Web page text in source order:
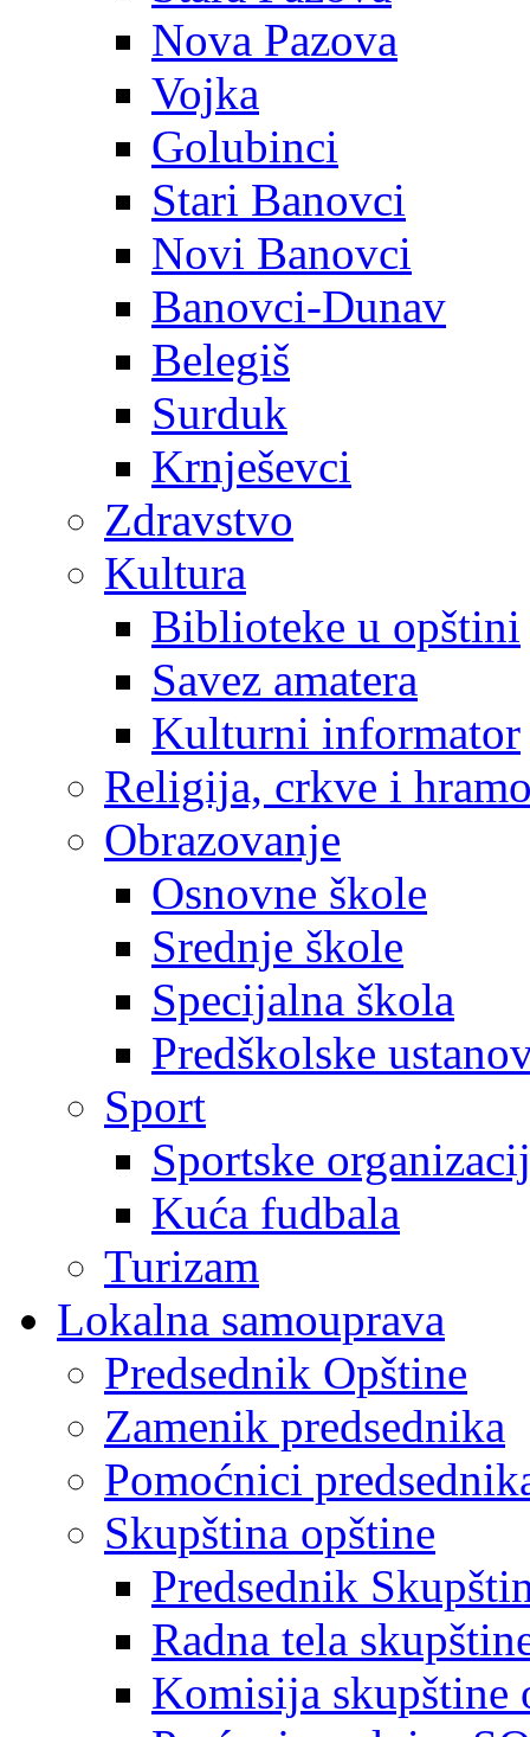
Nova Pazova
Vojka
Golubinci
Stari Banovci
Novi Banovci
Banovci-Dunav
Belegiš
Surduk
Krnješevci
Zdravstvo
Kultura
Biblioteke u opštini
Savez amatera
Kulturni informator
Religija, crkve i
Obrazovanje
Osnovne škole
Srednje škole
Specijalna škola
Predškolske
Sport
Sportske
Kuća fudbala
Turizam
Lokalna samouprava
Predsednik Opštine
Zamenik predsednika
Pomoćnici
Skupština opštine
Predsednik
Radna tela
Komisija skupštine